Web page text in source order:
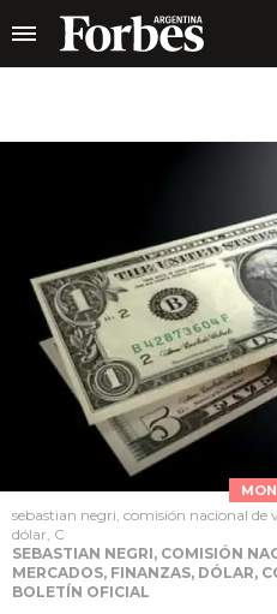
sebastian negri, comisión nacional de
dólar, C
SEBASTIAN NEGRI, COMISIÓN
MERCADOS, FINANZAS, DÓLAR,
BOLETÍN OFICIAL